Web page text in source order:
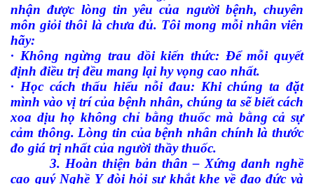
nhận được lòng tin yêu của người bệnh, chuyên
môn giỏi thôi là chưa đủ. Tôi mong mỗi nhân viên
hãy:
· Không ngừng trau dồi kiến thức: Để mỗi quyết
định điều trị đều mang lại hy vọng cao nhất.
· Học cách thấu hiểu nỗi đau: Khi chúng ta đặt
mình vào vị trí của bệnh nhân, chúng ta sẽ biết cách
xoa dịu họ không chỉ bằng thuốc mà bằng cả sự
cảm thông. Lòng tin của bệnh nhân chính là thước
đo giá trị nhất của người thầy thuốc.
3. Hoàn thiện bản thân – Xứng danh nghề
cao quý Nghề Y đòi hỏi sự khắt khe về đạo đức và